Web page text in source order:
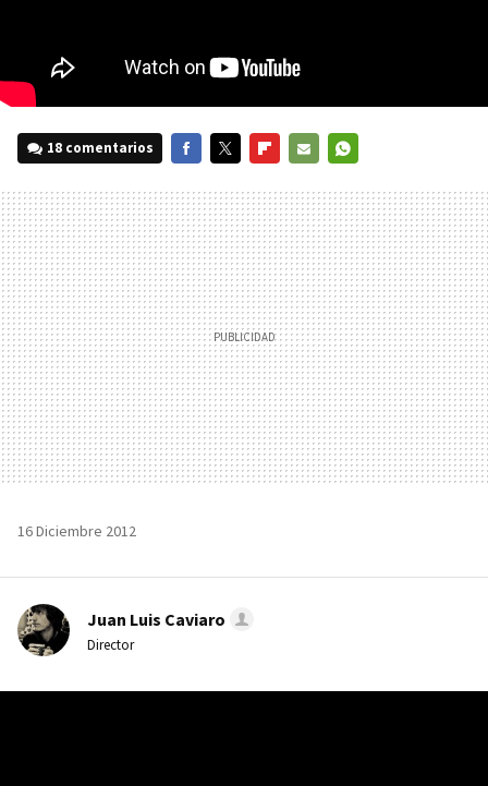
18 comentarios
MAIL
16 Diciembre 2012
Juan Luis Caviaro
Director